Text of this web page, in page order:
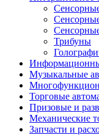
Трибуны
Музыкальные
Торговые
Призовые и
Механические
Запчасти и